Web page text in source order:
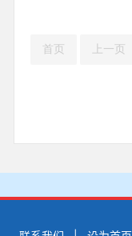
首页 上一页